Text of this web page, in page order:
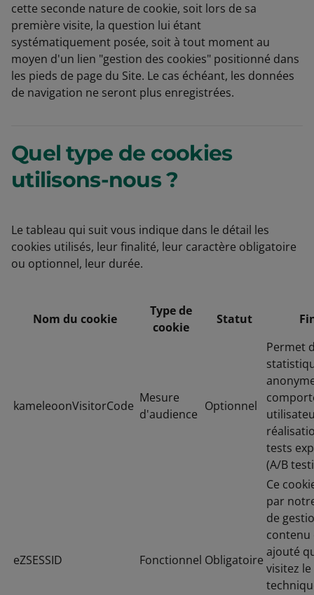
cette seconde nature de cookie, soit lors de sa
première visite, la question lui étant
systématiquement posée, soit à tout moment au
moyen d'un lien "gestion des cookies" positionné dans
les pieds de page du Site. Le cas échéant, les données
de navigation ne seront plus enregistrées.
Quel type de cookies
utilisons-nous ?
Le tableau qui suit vous indique dans le détail les
cookies utilisés, leur finalité, leur caractère obligatoire
ou optionnel, leur durée.
Nom du cookie
Type de
cookie
Statut
kameleoonVisitorCode
Mesure
d'audience
Optionnel
Permet
tests
(A/B
eZSESSID Fonctionnel Obligatoire
Ce
par
de
contenu
ajouté
visitez